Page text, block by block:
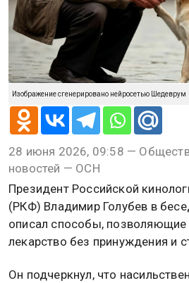
Изображение сгенерировано нейросетью Шедеврум
28 июня 2026, 09:58 —
новостей — ОСН
Президент Российской
(РКФ) Владимир Голубев в
описал способы, позволяющие
лекарство без принуждения и
Он подчеркнул, что